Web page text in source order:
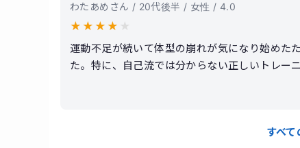
わたあめさん / 20代後半 / 女性 / 4.0
★ ★ ★ ★ ★
運動不足が続いて体型の崩れが気になり始めた
た。特に、自己流では分からない正しいトレー
ると、トレーナーの方がその日の体調や目標
として体重だけでなく見た目にも変化が現れ
すべ